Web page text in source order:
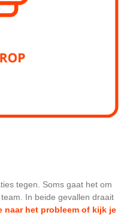
tegen. Soms gaat het om
In beide gevallen draait
naar het probleem of kijk je